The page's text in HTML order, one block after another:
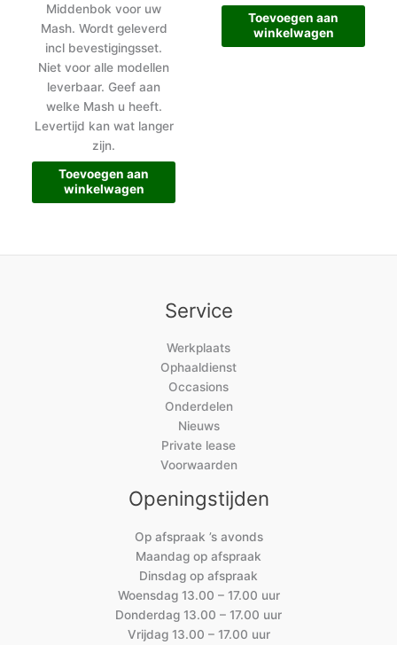
Middenbok voor uw
Mash. Wordt geleverd
incl bevestigingsset.
Niet voor alle modellen
leverbaar. Geef aan
welke Mash u heeft.
Levertijd kan wat langer
zijn.
Toevoegen aan
winkelwagen
Toevoegen aan
winkelwagen
Service
Werkplaats
Ophaaldienst
Occasions
Onderdelen
Nieuws
Private lease
Voorwaarden
Openingstijden
Op afspraak ’s avonds
Maandag op afspraak
Dinsdag op afspraak
Woensdag 13.00 – 17.00 uur
Donderdag 13.00 – 17.00 uur
Vrijdag 13.00 – 17.00 uur